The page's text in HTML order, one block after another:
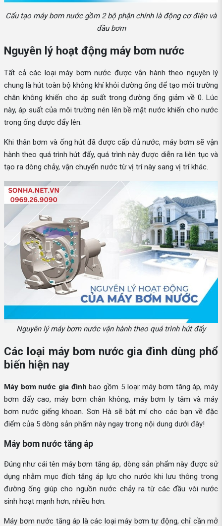
Cấu tạo máy bơm nước gồm 2 bộ phận chính là động cơ điện và
đầu bơm
Nguyên lý hoạt động máy bơm nước
Tất cả các loại máy bơm nước được vận hành theo nguyên lý
chung là hút toàn bộ không khí khỏi đường ống để tạo môi trường
chân không khiến cho áp suất trong đường ống giảm về 0. Lúc
này, áp suất của môi trường nén lên bề mặt nước khiến cho nước
trong ống được đẩy lên.
Khi thân bơm và ống hút đã được cấp đủ nước, máy bơm sẽ vận
hành theo quá trình hút đẩy, quá trình này được diễn ra liên tục và
tạo ra dòng chảy, vận chuyển nước từ vị trí này sang vị trí khác.
Nguyên lý máy bơm nước vận hành theo quá trình hút đẩy
Các loại máy bơm nước gia đình dùng phổ
biến hiện nay
Máy bơm nước gia đình bao gồm 5 loại: máy bơm tăng áp, máy
bơm đẩy cao, máy bơm chân không, máy bơm ly tâm và máy
bơm nước giếng khoan. Sơn Hà sẽ bật mí cho các bạn về đặc
điểm của 5 dòng sản phẩm này ngay trong nội dung dưới đây!
Máy bơm nước tăng áp
Đúng như cái tên máy bơm tăng áp, dòng sản phẩm này được sử
dụng nhằm mục đích tăng áp lực cho nước khi lưu thông trong
đường ống giúp cho nguồn nước chảy ra từ các đầu vòi nước
sinh hoạt mạnh hơn, nhiều hơn.
Máy bơm nước tăng áp là các loại máy bơm tự động, chỉ cần mở